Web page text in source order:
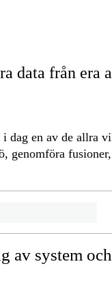
data från era
dag en av de allra
genomföra
av system